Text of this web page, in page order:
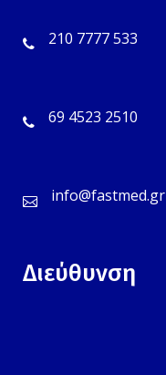
210 7777 533
69 4523 2510
info@fastmed.gr
Διεύθυνση